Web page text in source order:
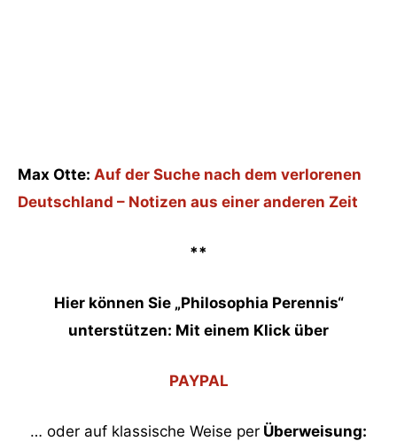
Max Otte: Auf der Suche nach dem verlorenen
Deutschland – Notizen aus einer anderen Zeit
**
Hier können Sie „Philosophia Perennis“
unterstützen: Mit einem Klick über
PAYPAL
… oder auf klassische Weise per Überweisung: